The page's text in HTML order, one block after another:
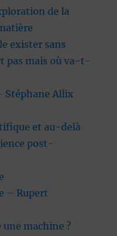
de la
exister sans
pas mais où va-t-
Stéphane Allix
et au-delà
post-
– Rupert
machine ?